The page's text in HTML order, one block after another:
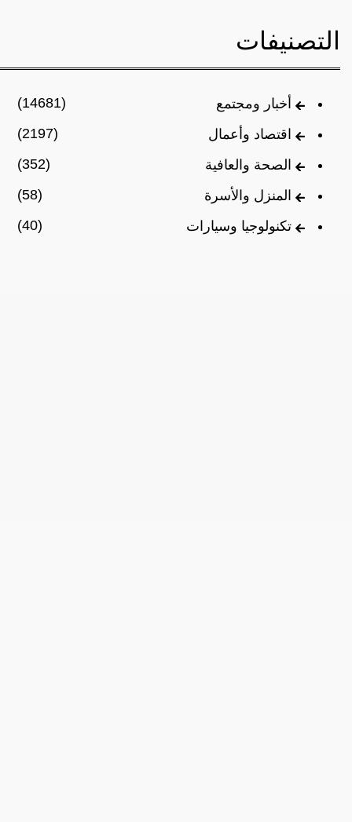
التصنيفات
أخبار ومجتمع
(14681)
اقتصاد وأعمال
(2197)
الصحة والعافية
(352)
المنزل والأسرة
(58)
تكنولوجيا وسيارات
(40)